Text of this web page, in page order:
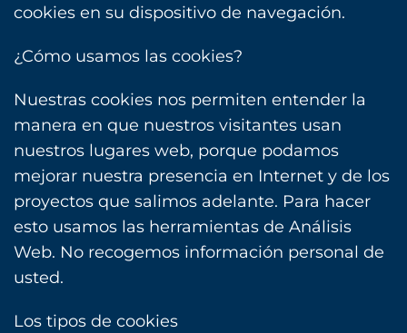
cookies en su dispositivo de navegación.
¿Cómo usamos las cookies?
Nuestras cookies nos permiten entender la
manera en que nuestros visitantes usan
nuestros lugares web, porque podamos
mejorar nuestra presencia en Internet y de los
proyectos que salimos adelante. Para hacer
esto usamos las herramientas de Análisis
Web. No recogemos información personal de
usted.
Los tipos de cookies